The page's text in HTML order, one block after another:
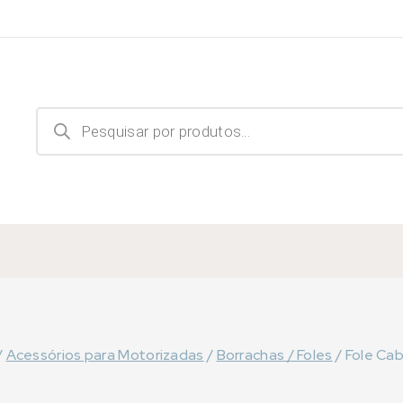
Products
search
Acessórios para Motorizadas /Borrachas / Foles /Fole